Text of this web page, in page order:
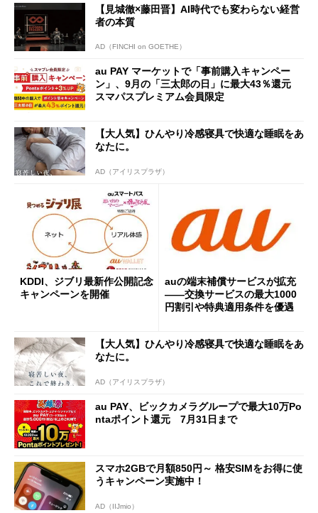
【見城徹×藤田晋】AI時代でも変わらない経営
者の本質
AD（FINCHI on GOETHE）
au PAY マーケットで「事前購入キャンペー
ン」、9月の「三太郎の日」に最大43％還元
スマパスプレミアム会員限定
【大人気】ひんやり冷感寝具で快適な睡眠をあ
なたに。
AD（アイリスプラザ）
KDDI、ジブリ最新作公開記念
キャンペーンを開催
auの端末補償サービスが拡充
――交換サービスの最大1000
円割引や特典適用条件を優遇
【大人気】ひんやり冷感寝具で快適な睡眠をあ
なたに。
AD（アイリスプラザ）
au PAY、ビックカメラグループで最大10万Po
ntaポイント還元 7月31日まで
スマホ2GBで月額850円～ 格安SIMをお得に使
うキャンペーン実施中！
AD（IIJmio）